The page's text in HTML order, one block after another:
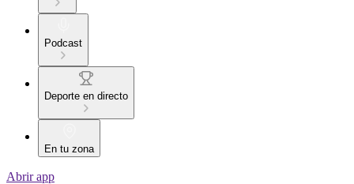
Podcast
Deporte en directo
En tu zona
Abrir app